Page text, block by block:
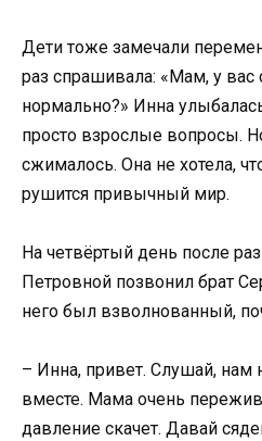
Дети тоже замечали
раз спрашивала: «Мам, у вас
нормально?» Инна
просто взрослые вопросы.
сжималось. Она не хотела,
рушится привычный мир.
На четвёртый день после
Петровной позвонил брат
него был взволнованный,
– Инна, привет. Слушай, нам
вместе. Мама очень
давление скачет. Давай